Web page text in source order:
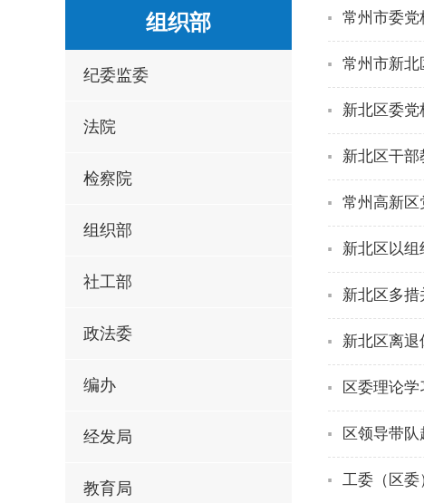
组织部
纪委监委
法院
检察院
组织部
社工部
政法委
编办
经发局
教育局
常州市委党
常州市新北
新北区委
新北区干
常州高新区
新北区以
新北区多措
新北区离
区委理论
区领导带
工委（区委